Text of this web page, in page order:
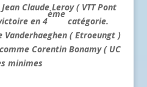
Claude Leroy ( VTT Pont
en 4
ème
catégorie.
Vanderhaeghen ( Etroeungt )
Corentin Bonamy ( UC
minimes